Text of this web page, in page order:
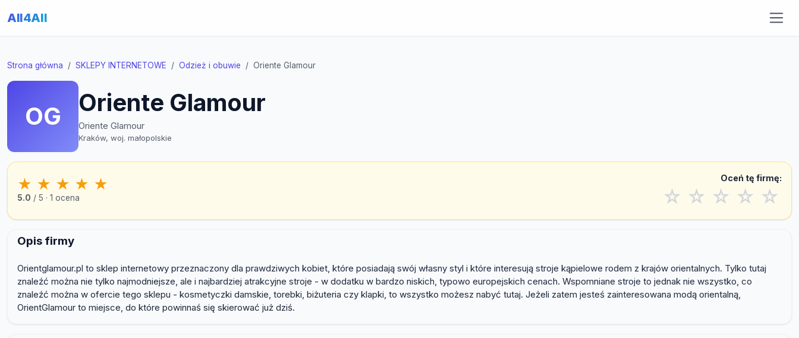
All4All
Strona główna SKLEPY INTERNETOWE Odzież i obuwie Oriente Glamour
OG Oriente Glamour
Oriente Glamour
Kraków, woj. małopolskie
★ ★ ★ ★ ★
5.0 / 5 · 1 ocena
Oceń tę firmę:
☆ ☆ ☆ ☆ ☆
Opis firmy
Orientglamour.pl to sklep internetowy przeznaczony dla prawdziwych kobiet, które posiadają swój własny styl i które interesują stroje kąpielowe rodem z krajów orientalnych. Tylko tutaj
znaleźć można nie tylko najmodniejsze, ale i najbardziej atrakcyjne stroje - w dodatku w bardzo niskich, typowo europejskich cenach. Wspomniane stroje to jednak nie wszystko, co
znaleźć można w ofercie tego sklepu - kosmetyczki damskie, torebki, biżuteria czy klapki, to wszystko możesz nabyć tutaj. Jeżeli zatem jesteś zainteresowana modą orientalną,
OrientGlamour to miejsce, do które powinnaś się skierować już dziś.